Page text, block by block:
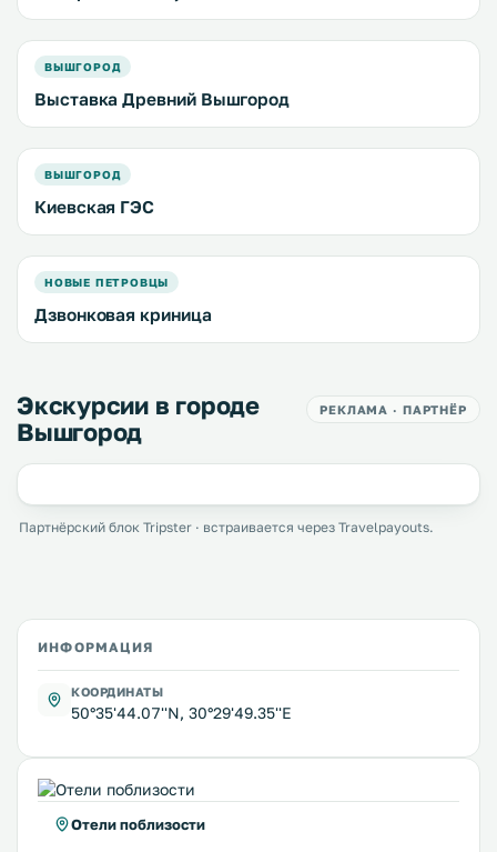
ВЫШГОРОД
Выставка Древний Вышгород
ВЫШГОРОД
Киевская ГЭС
НОВЫЕ ПЕТРОВЦЫ
Дзвонковая криница
Экскурсии в городе
Вышгород
РЕКЛАМА · ПАРТНЁР
Партнёрский блок Tripster · встраивается через Travelpayouts.
ИНФОРМАЦИЯ
КООРДИНАТЫ
50°35'44.07''N, 30°29'49.35''E
Отели поблизости